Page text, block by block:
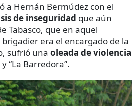
a Hernán Bermúdez con el
de inseguridad que aún
Tabasco, que en aquel
era el encargado de la
sufrió una oleada de violencia
“La Barredora”.